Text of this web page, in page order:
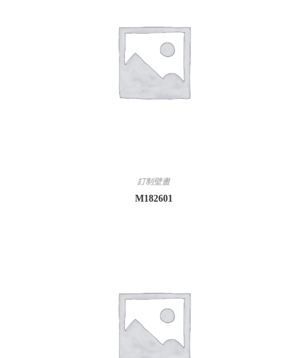
訂制壁畫
M182601